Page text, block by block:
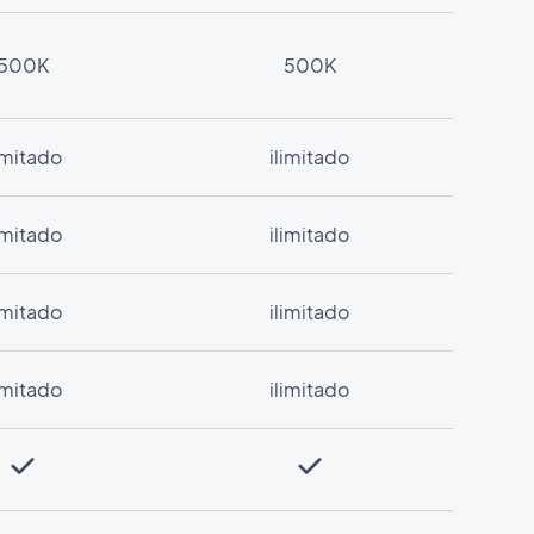
500K
ilimitado
ilimitado
ilimitado
ilimitado